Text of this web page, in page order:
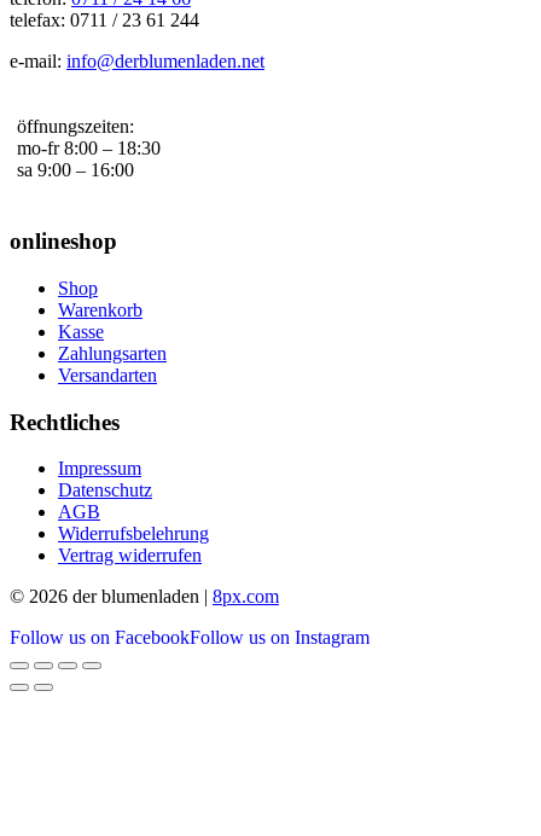
telefax: 0711 / 23 61 244
e-mail: info@derblumenladen.net
öffnungszeiten:
mo-fr 8:00 – 18:30
sa 9:00 – 16:00
onlineshop
Shop
Warenkorb
Kasse
Zahlungsarten
Versandarten
Rechtliches
Impressum
Datenschutz
AGB
Widerrufsbelehrung
Vertrag widerrufen
© 2026 der blumenladen | 8px.com
Follow us on FacebookFollow us on Instagram